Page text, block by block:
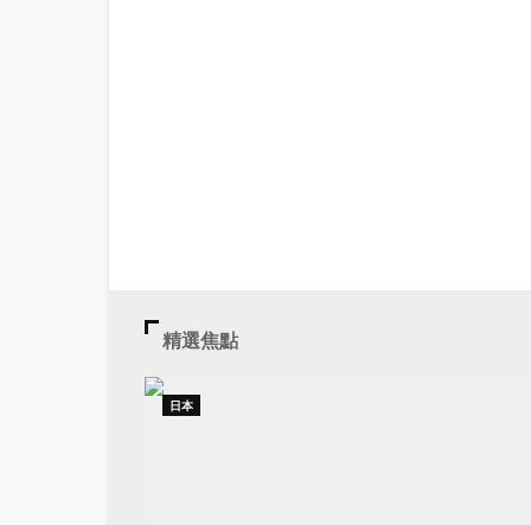
精選焦點
日本